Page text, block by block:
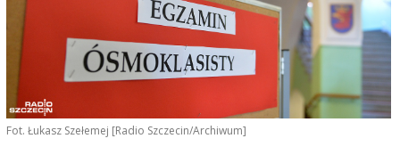
Fot. Łukasz Szełemej [Radio Szczecin/Archiwum]